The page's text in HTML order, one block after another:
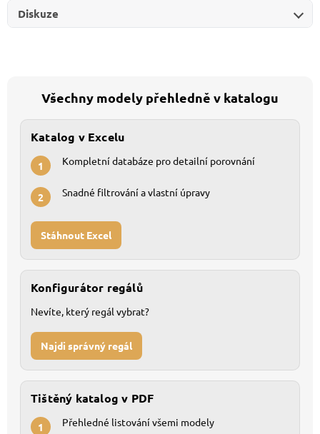
Diskuze
Všechny modely přehledně v katalogu
Katalog v Excelu
1 Kompletní databáze pro detailní porovnání
2 Snadné filtrování a vlastní úpravy
Stáhnout Excel
Konfigurátor regálů
Nevíte, který regál vybrat?
Najdi správný regál
Tištěný katalog v PDF
1 Přehledné listování všemi modely